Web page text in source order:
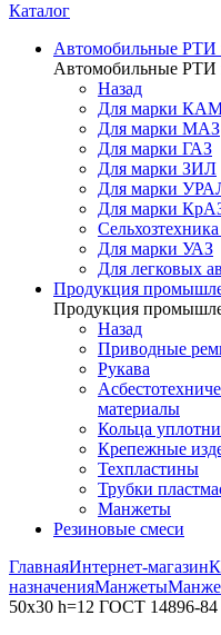
Каталог
Автомобильные РТИ
Автомобильные РТИ
Назад
Для марки
Для марки МАЗ
Для марки ГАЗ
Для марки ЗИЛ
Для марки
Для марки
Для марки УАЗ
Для легковых
Продукция
Продукция
Назад
Приводные
Рукава
материалы
Кольца
Крепежные
Техпластины
Трубки
Манжеты
Резиновые смеси
ГлавнаяИнтернет-магазин
назначенияМанжеты
50х30 h=12 ГОСТ 14896-84